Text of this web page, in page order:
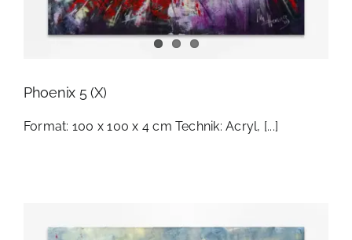
Phoenix 5 (X)
Format: 100 x 100 x 4 cm Technik: Acryl, [...]